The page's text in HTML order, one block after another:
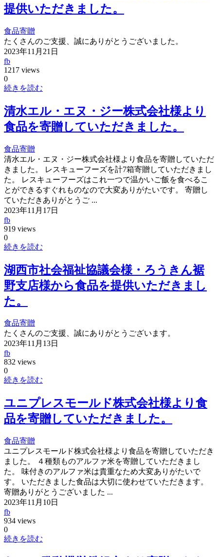
提供いただきました。
食品寄贈
たくさんのご支援、誠にありがとうございました。
2023年11月21日
fb
1217 views
0
続きを読む
清水エル・エヌ・ジー株式会社様より
食品を寄贈していただきました。
食品寄贈
清水エル・エヌ・ジー株式会社様より食品を寄贈していただ
きました。 レスキューフーズを計7箱寄贈していただきまし
た。 レスキューフーズはこれ一つで温かいご飯を食べるこ
とができるすぐれものなので大変ありがたいです。 寄贈し
ていただきありがとうご ...
2023年11月17日
fb
919 views
0
続きを読む
湖西市社会福祉協議会様・ろうきん裾
野支店様から食品を提供いただきまし
た。
食品寄贈
たくさんのご支援、誠にありがとうございます。
2023年11月13日
fb
832 views
0
続きを読む
ユニプレスモールド株式会社様より食
品を寄贈していただきました。
食品寄贈
ユニプレスモールド株式会社様より食品を寄贈していただき
ました。 ４種類ものアルファ米を寄贈していただきまし
た。 味付きのアルファ米は貴重なため大変ありがたいで
す。 いただきました食品は大切に使わせていただきます。
寄贈ありがとうございました ...
2023年11月10日
fb
934 views
0
続きを読む